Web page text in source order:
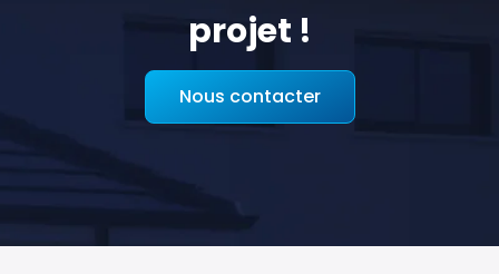
projet !
Nous contacter